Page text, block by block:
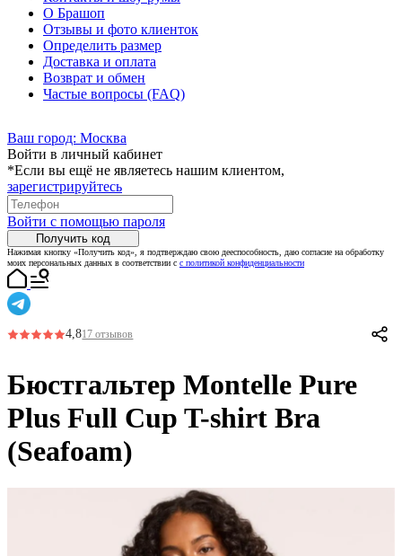
О Брашоп
Отзывы и фото клиенток
Определить размер
Доставка и оплата
Возврат и обмен
Частые вопросы (FAQ)
Ваш город: Москва
Войти в личный кабинет
*Если вы ещё не являетесь нашим клиентом,
зарегистрируйтесь
Войти с помощью пароля
Получить код
Нажимая кнопку «Получить код», я подтверждаю свою дееспособность, даю согласие на обработку
моих персональных данных в соответствии с с политикой конфиденциальности
4,817 отзывов
Бюстгальтер Montelle Pure
Plus Full Cup T-shirt Bra
(Seafoam)